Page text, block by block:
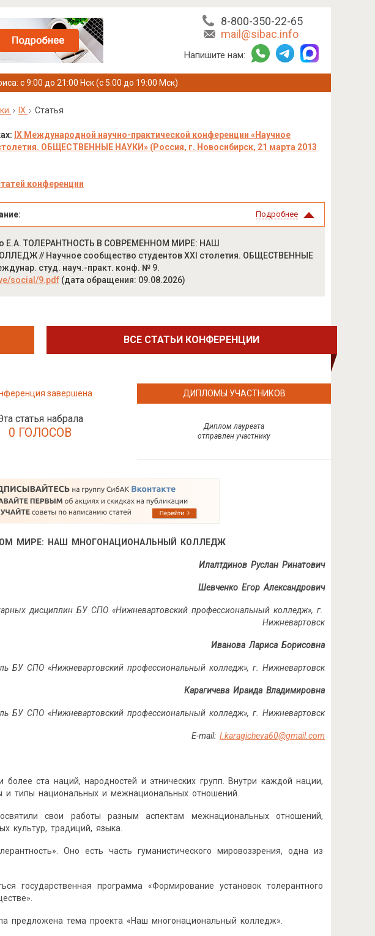
8-800-350-22-65
mail@sibac.info
Напишите нам:
с 9:00 до 21:00 Нск (с 5:00 до 19:00 Мск)
IX Статья
IX Международной научно-практической конференции «Научное
ОБЩЕСТВЕННЫЕ НАУКИ» (Россия, г. Новосибирск, 21 марта 2013
конференции
Подробнее
Е.А. ТОЛЕРАНТНОСТЬ В СОВРЕМЕННОМ МИРЕ: НАШ
// Научное сообщество студентов XXI столетия. ОБЩЕСТВЕННЫЕ
студ. науч.-практ. конф. № 9.
social/9.pdf(дата обращения: 09.08.2026)
ВСЕ СТАТЬИ КОНФЕРЕНЦИИ
завершена
статья набрала
0 ГОЛОСОВ
ДИПЛОМЫ УЧАСТНИКОВ
Диплом лауреата
отправлен участнику
МИРЕ: НАШ МНОГОНАЦИОНАЛЬНЫЙ КОЛЛЕДЖ
Илалтдинов Руслан Ринатович
Шевченко Егор Александрович
дисциплин БУ СПО «Нижневартовский профессиональный колледж», г.
Нижневартовск
Иванова Лариса Борисовна
БУ СПО «Нижневартовский профессиональный колледж», г. Нижневартовск
Карагичева Ираида Владимировна
БУ СПО «Нижневартовский профессиональный колледж», г. Нижневартовск
E-mail: I.karagicheva60@gmail.com
ста наций, народностей и этнических групп. Внутри каждой нации,
типы национальных и межнациональных отношений.
свои работы разным аспектам межнациональных отношений,
культур, традиций, языка.
Оно есть часть гуманистического мировоззрения, одна из
государственная программа «Формирование установок толерантного
предложена тема проекта «Наш многонациональный колледж».